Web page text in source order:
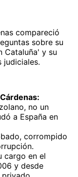
compareció
sobre su
Cataluña' y su
judiciales.
no un
a España en
corrompido
cargo en el
y desde